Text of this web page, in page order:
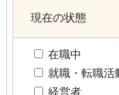
現在の状態
在職中
就職・転職活
経営者